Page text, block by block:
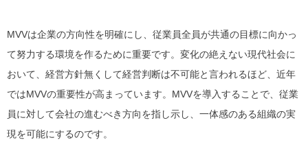
MVVは企業の方向性を明確にし、従業員全員が共通の目標に向かっ
て努力する環境を作るために重要です。 変化の絶えない現代社会に
おいて、 経営方針無くして経営判断は不可能と言われるほど、近年
ではMVVの重要性が高まっています。 MVVを導入することで、従業
員に対して会社の進むべき方向を指し示し、 一体感のある組織の実
現を可能にするのです。